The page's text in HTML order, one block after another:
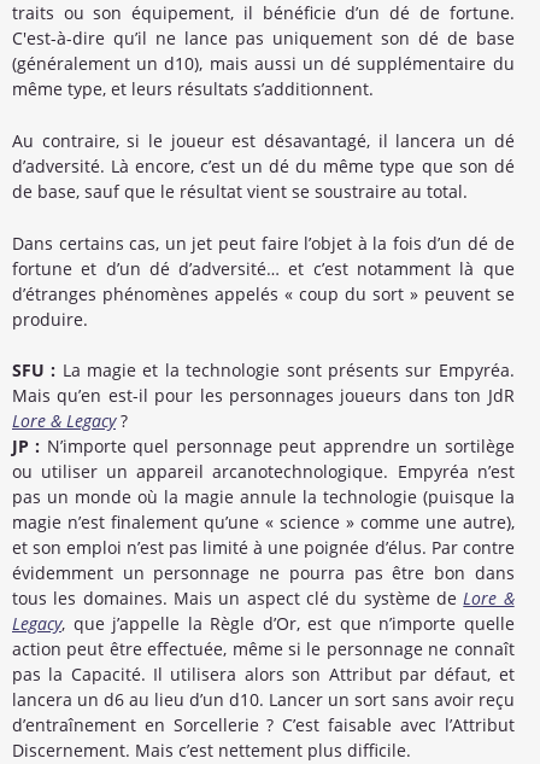
traits ou son équipement, il bénéficie d’un dé de fortune.
C'est-à-dire qu’il ne lance pas uniquement son dé de base
(généralement un d10), mais aussi un dé supplémentaire du
même type, et leurs résultats s’additionnent.
Au contraire, si le joueur est désavantagé, il lancera un dé
d’adversité. Là encore, c’est un dé du même type que son dé
de base, sauf que le résultat vient se soustraire au total.
Dans certains cas, un jet peut faire l’objet à la fois d’un dé de
fortune et d’un dé d’adversité… et c’est notamment là que
d’étranges phénomènes appelés « coup du sort » peuvent se
produire.
SFU : La magie et la technologie sont présents sur Empyréa.
Mais qu’en est-il pour les personnages joueurs dans ton JdR
Lore & Legacy?
JP : N’importe quel personnage peut apprendre un sortilège
ou utiliser un appareil arcanotechnologique. Empyréa n’est
pas un monde où la magie annule la technologie (puisque la
magie n’est finalement qu’une « science » comme une autre),
et son emploi n’est pas limité à une poignée d’élus. Par contre
évidemment un personnage ne pourra pas être bon dans
tous les domaines. Mais un aspect clé du système deLore &
Legacy, que j’appelle la Règle d’Or, est que n’importe quelle
action peut être effectuée, même si le personnage ne connaît
pas la Capacité. Il utilisera alors son Attribut par défaut, et
lancera un d6 au lieu d’un d10. Lancer un sort sans avoir reçu
d’entraînement en Sorcellerie ? C’est faisable avec l’Attribut
Discernement. Mais c’est nettement plus difficile.